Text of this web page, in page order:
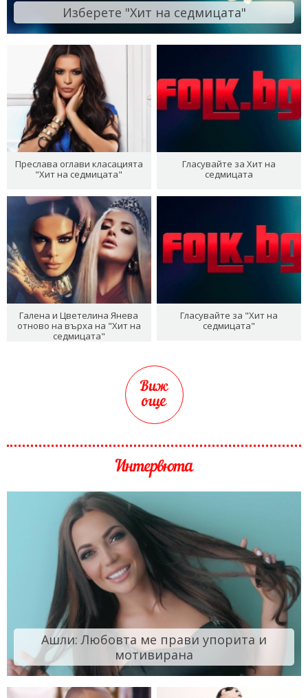
Изберете "Хит на седмицата"
Преслава оглави класацията
"Хит на седмицата"
Гласувайте за Хит на
седмицата
Галена и Цветелина Янева
отново на върха на "Хит на
седмицата"
Гласувайте за "Хит на
седмицата"
Виж
още
Интервюта
Ашли: Любовта ме прави упорита и
мотивирана